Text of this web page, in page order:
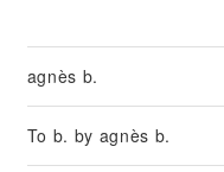
agnès b.
To b. by agnès b.